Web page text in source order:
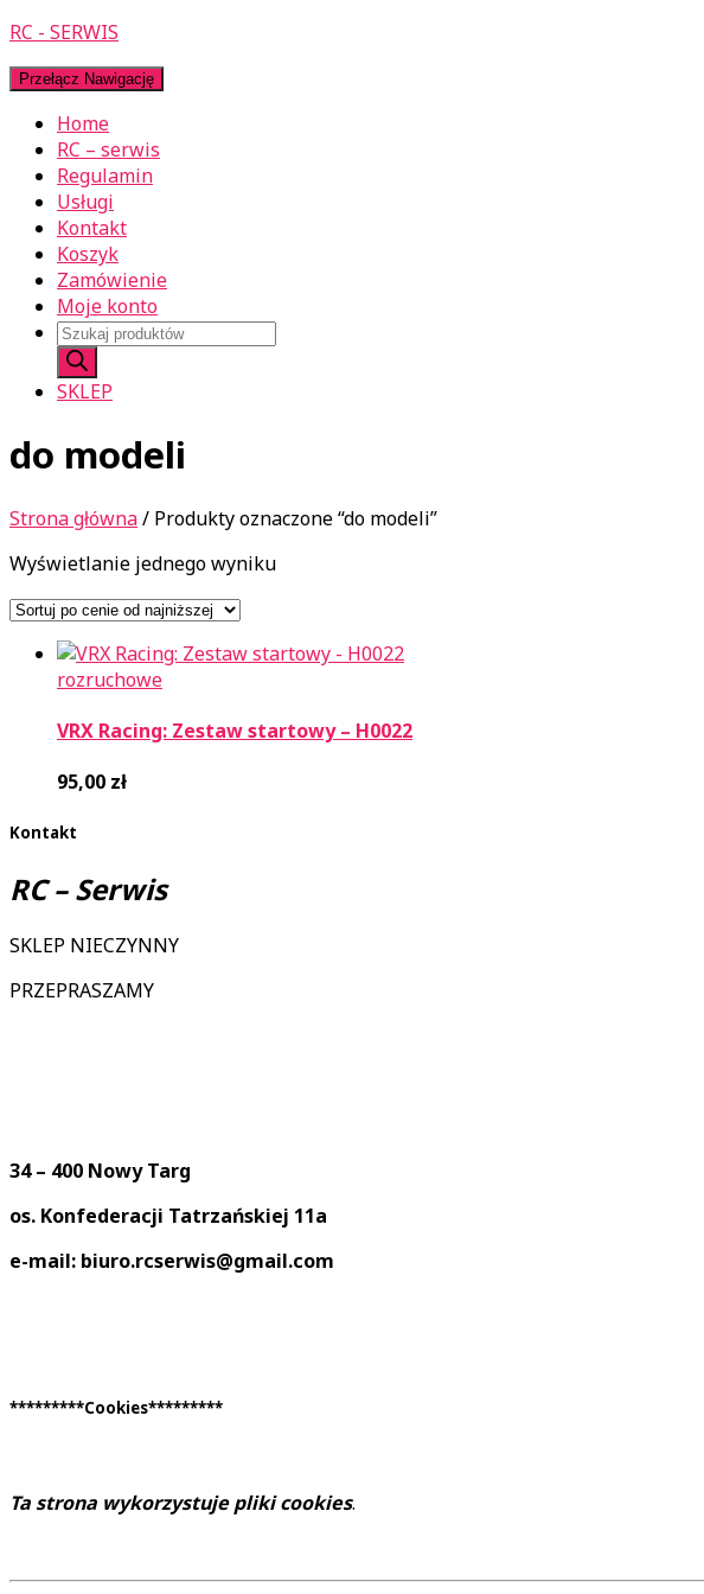
RC - SERWIS
Przełącz Nawigację
Home
RC – serwis
Regulamin
Usługi
Kontakt
Koszyk
Zamówienie
Moje konto
Wyszukiwarka
produktów
SKLEP
do modeli
Strona główna/ Produkty oznaczone “do modeli”
Wyświetlanie jednego wyniku
rozruchowe
VRX Racing: Zestaw startowy – H0022
95,00 zł
Kontakt
RC – Serwis
SKLEP NIECZYNNY
PRZEPRASZAMY
34 – 400 Nowy Targ
os. Konfederacji Tatrzańskiej 11a
e-mail: biuro.rcserwis@gmail.com
*********Cookies*********
Ta strona wykorzystuje pliki cookies.